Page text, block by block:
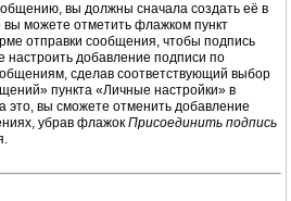
вы должны сначала создать её в
вы можете отметить флажком пункт
отправки сообщения, чтобы подпись
настроить добавление подписи по
сделав соответствующий выбор
пункта «Личные настройки» в
это, вы сможете отменить добавление
убрав флажок Присоединить подпись